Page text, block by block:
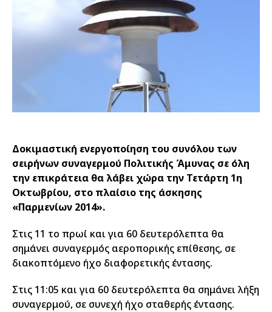
Δοκιμαστική ενεργοποίηση του συνόλου των
σειρήνων συναγερμού Πολιτικής Άμυνας σε όλη
την επικράτεια θα λάβει χώρα την Τετάρτη 1η
Οκτωβρίου, στο πλαίσιο της άσκησης
«Παρμενίων 2014».
Στις 11 το πρωί και για 60 δευτερόλεπτα θα
σημάνει συναγερμός αεροπορικής επίθεσης, σε
διακοπτόμενο ήχο διαφορετικής έντασης.
Στις 11:05 και για 60 δευτερόλεπτα θα σημάνει λήξη
συναγερμού, σε συνεχή ήχο σταθερής έντασης.